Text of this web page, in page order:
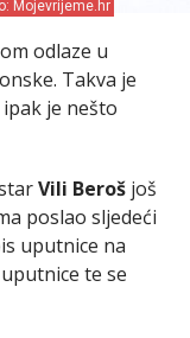
Mojevrijeme.hr
odlaze u
Takva je
je nešto
Vili Berošjoš
poslao sljedeći
uputnice na
te se